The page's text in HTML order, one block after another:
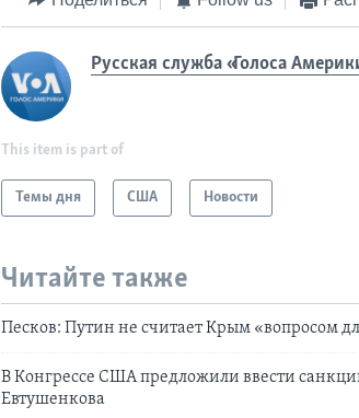
Русская служба «Голоса
This item is part of
Темы дня США Новости
Читайте также
Песков: Путин не считает Крым «вопросом
В Конгрессе США предложили ввести
Евтушенкова